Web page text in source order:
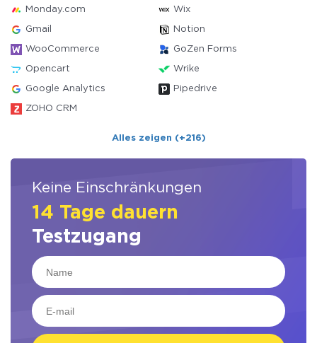
Monday.com Wix
Gmail Notion
WooCommerce GoZen Forms
Opencart Wrike
Google Analytics Pipedrive
ZOHO CRM
Alles zeigen (+216)
Keine Einschränkungen
14 Tage dauern
Testzugang